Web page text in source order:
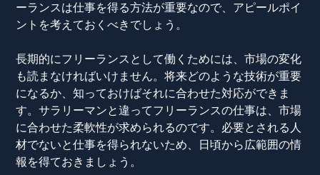
ーランスは仕事を得る方法が重要なので、アピールポイ
ントを考えておくべきでしょう。
長期的にフリーランスとして働くためには、市場の変化
も読まなければいけません。将来どのような技術が重要
になるか、知っておけばそれに合わせた対応ができま
す。サラリーマンと違ってフリーランスの仕事は、市場
に合わせた柔軟性が求められるのです。必要とされる人
材でないと仕事を得られないため、日頃から広範囲の情
報を得ておきましょう。